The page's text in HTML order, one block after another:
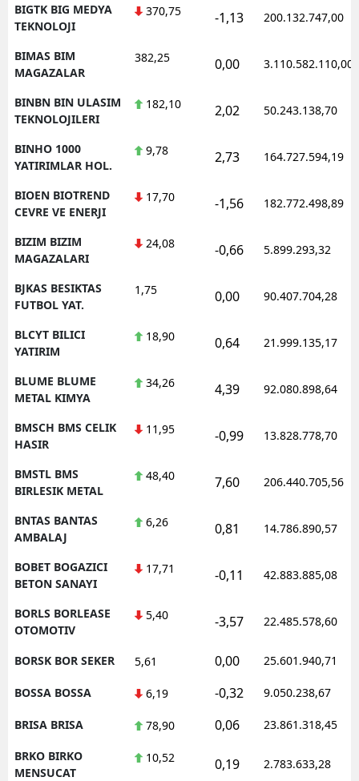
BIGTK BIG MEDYA
TEKNOLOJI
370,75 -1,13 200.132.747,00
BIMAS BIM
MAGAZALAR
382,25 0,00 3.110.582.110,00
BINBN BIN ULASIM
TEKNOLOJILERI
182,10 2,02 50.243.138,70
BINHO 1000
YATIRIMLAR HOL.
9,78 2,73 164.727.594,19
BIOEN BIOTREND
CEVRE VE ENERJI
17,70 -1,56 182.772.498,89
BIZIM BIZIM
MAGAZALARI
24,08 -0,66 5.899.293,32
BJKAS BESIKTAS
FUTBOL YAT.
1,75 0,00 90.407.704,28
BLCYT BILICI
YATIRIM
18,90 0,64 21.999.135,17
BLUME BLUME
METAL KIMYA
34,26 4,39 92.080.898,64
BMSCH BMS CELIK
HASIR
11,95 -0,99 13.828.778,70
BMSTL BMS
BIRLESIK METAL
48,40 7,60 206.440.705,56
BNTAS BANTAS
AMBALAJ
6,26 0,81 14.786.890,57
BOBET BOGAZICI
BETON SANAYI
17,71 -0,11 42.883.885,08
BORLS BORLEASE
OTOMOTIV
5,40 -3,57 22.485.578,60
BORSK BOR SEKER 5,61 0,00 25.601.940,71
BOSSA BOSSA 6,19 -0,32 9.050.238,67
BRISA BRISA 78,90 0,06 23.861.318,45
BRKO BIRKO
MENSUCAT
10,52 0,19 2.783.633,28